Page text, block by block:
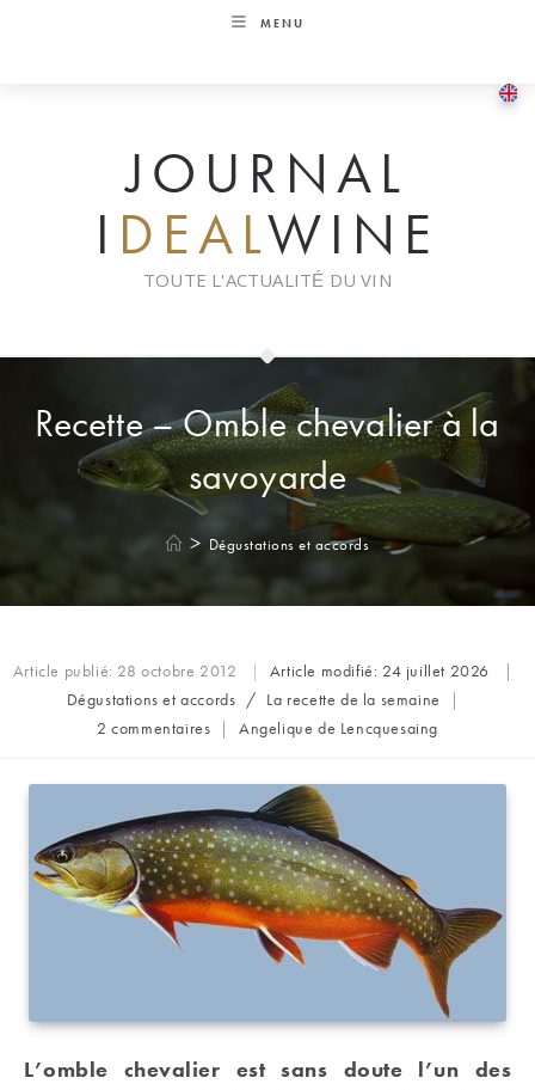
MENU
JOURNAL
I DEALWINE
TOUTE L'ACTUALITÉ DU VIN
Recette – Omble chevalier à la
savoyarde
> Dégustations et accords
Article publié: 28 octobre 2012 Article modifié: 24 juillet 2026
Post
category:
Dégustations et accords / La recette de la semaine
Commentaires
2 commentaires
Auteur/autrice
publication :
Angelique de Lencquesaing
L’omble chevalier est sans doute l’un des